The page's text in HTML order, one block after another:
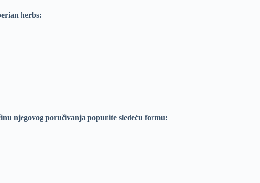
herbs:
njegovog poručivanja popunite sledeću formu: